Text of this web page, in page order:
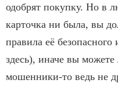
одобрят покупку. Но в
карточка ни была, вы
правила её
здесь), иначе вы
мошенники-то ведь не